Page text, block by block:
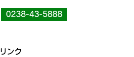
0238-43-5888
リンク